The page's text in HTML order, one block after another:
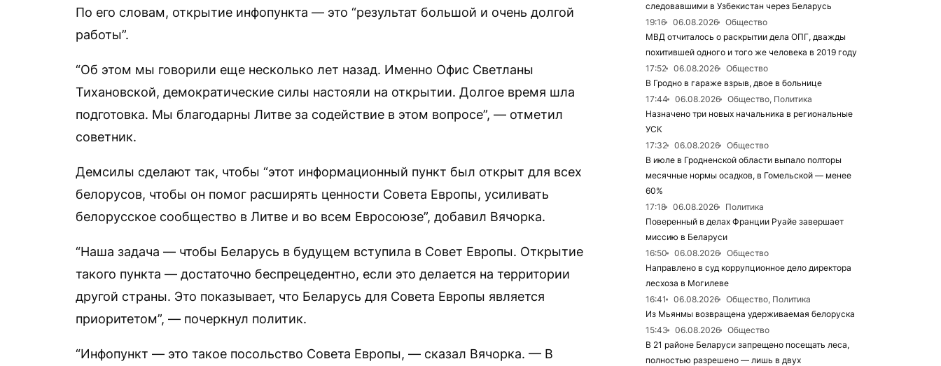
По его словам, открытие инфопункта — это “результат большой и очень долгой
работы”.
“Об этом мы говорили еще несколько лет назад. Именно Офис Светланы
Тихановской, демократические силы настояли на открытии. Долгое время шла
подготовка. Мы благодарны Литве за содействие в этом вопросе”, — отметил
советник.
Демсилы сделают так, чтобы “этот информационный пункт был открыт для всех
белорусов, чтобы он помог расширять ценности Совета Европы, усиливать
белорусское сообщество в Литве и во всем Евросоюзе”, добавил Вячорка.
“Наша задача — чтобы Беларусь в будущем вступила в Совет Европы. Открытие
такого пункта — достаточно беспрецедентно, если это делается на территории
другой страны. Это показывает, что Беларусь для Совета Европы является
приоритетом”, — почеркнул политик.
“Инфопункт — это такое посольство Совета Европы, — сказал Вячорка. — В
следовавшими в Узбекистан через Беларусь
19:16
06.08.2026
Общество
МВД отчиталось о раскрытии дела ОПГ, дважды
похитившей одного и того же человека в 2019 году
17:52
06.08.2026
Общество
В Гродно в гараже взрыв, двое в больнице
17:44
06.08.2026
Общество, Политика
Назначено три новых начальника в региональные
УСК
17:32
06.08.2026
Общество
В июле в Гродненской области выпало полторы
месячные нормы осадков, в Гомельской — менее
60%
17:18
06.08.2026
Политика
Поверенный в делах Франции Руайе завершает
миссию в Беларуси
16:50
06.08.2026
Общество
Направлено в суд коррупционное дело директора
лесхоза в Могилеве
16:41
06.08.2026
Общество, Политика
Из Мьянмы возвращена удерживаемая белоруска
15:43
06.08.2026
Общество
В 21 районе Беларуси запрещено посещать леса,
полностью разрешено — лишь в двух